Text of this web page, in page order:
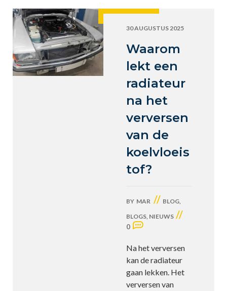
30 AUGUSTUS 2025
Waarom
lekt een
radiateur
na het
verversen
van de
koelvloeis
tof?
BY MAR // BLOG,
BLOGS, NIEUWS //
0
Na het verversen
kan de radiateur
gaan lekken. Het
verversen van